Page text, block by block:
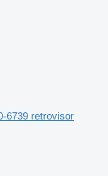
6739 retrovisor